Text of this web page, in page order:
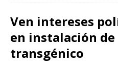
Ven intereses
en instalación
transgénico